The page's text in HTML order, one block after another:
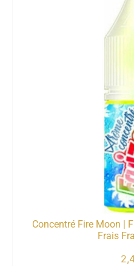
Concentré Fire Moon |
Frais